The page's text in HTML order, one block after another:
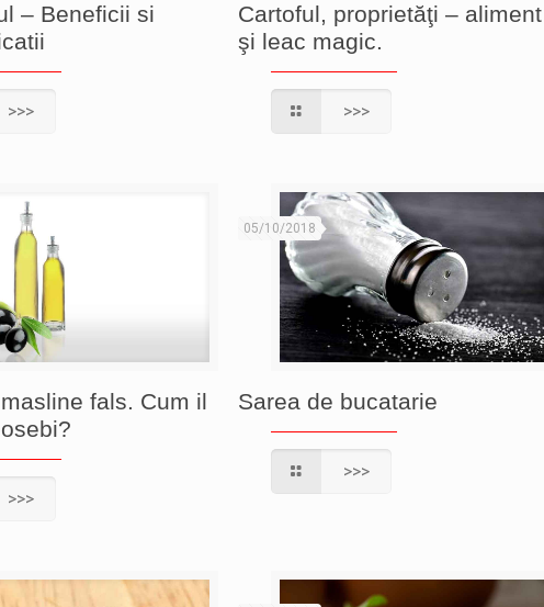
– Beneficii si
>>>
Cartoful, proprietăţi – aliment
şi leac magic.
>>>
fals. Cum il
>>>
05/10/2018
Sarea de bucatarie
>>>